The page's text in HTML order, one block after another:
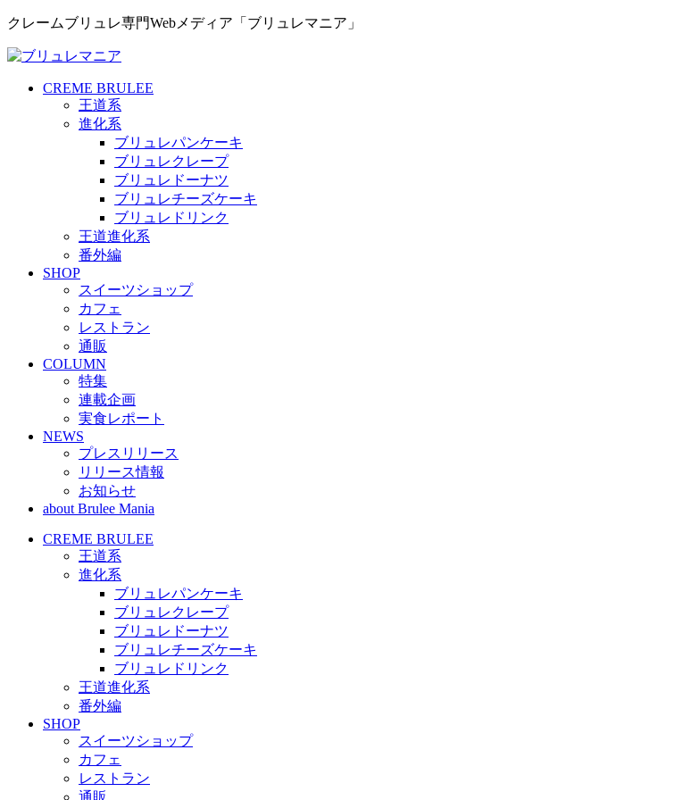
クレームブリュレ専門Webメディア「ブリュレマニア」
CREME BRULEE
王道系
進化系
ブリュレパンケーキ
ブリュレクレープ
ブリュレドーナツ
ブリュレチーズケーキ
ブリュレドリンク
王道進化系
番外編
SHOP
スイーツショップ
カフェ
レストラン
通販
COLUMN
特集
連載企画
実食レポート
NEWS
プレスリリース
リリース情報
お知らせ
about Brulee Mania
CREME BRULEE
王道系
進化系
ブリュレパンケーキ
ブリュレクレープ
ブリュレドーナツ
ブリュレチーズケーキ
ブリュレドリンク
王道進化系
番外編
SHOP
スイーツショップ
カフェ
レストラン
通販